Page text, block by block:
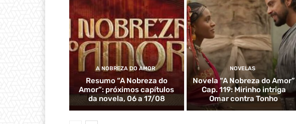
A NOBREZA DO AMOR
Resumo “A Nobreza do
Amor”: próximos capítulos
da novela, 06 a 17/08
NOVELAS
Novela “A Nobreza do Amor”
Cap. 119: Mirinho intriga
Omar contra Tonho